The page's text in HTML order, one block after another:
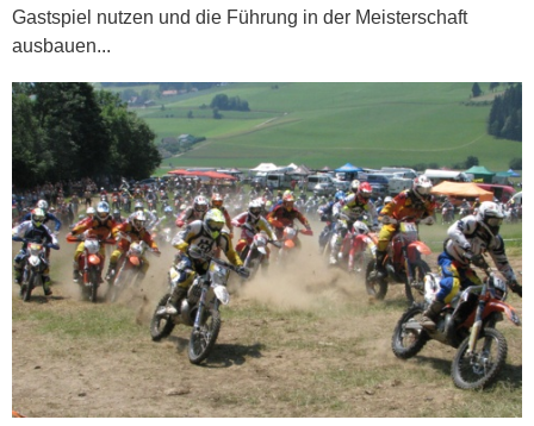
Gastspiel nutzen und die Führung in der Meisterschaft
ausbauen...